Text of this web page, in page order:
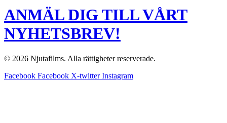
ANMÄL DIG TILL VÅRT
NYHETSBREV!
© 2026 Njutafilms. Alla rättigheter reserverade.
Facebook Facebook X-twitter Instagram